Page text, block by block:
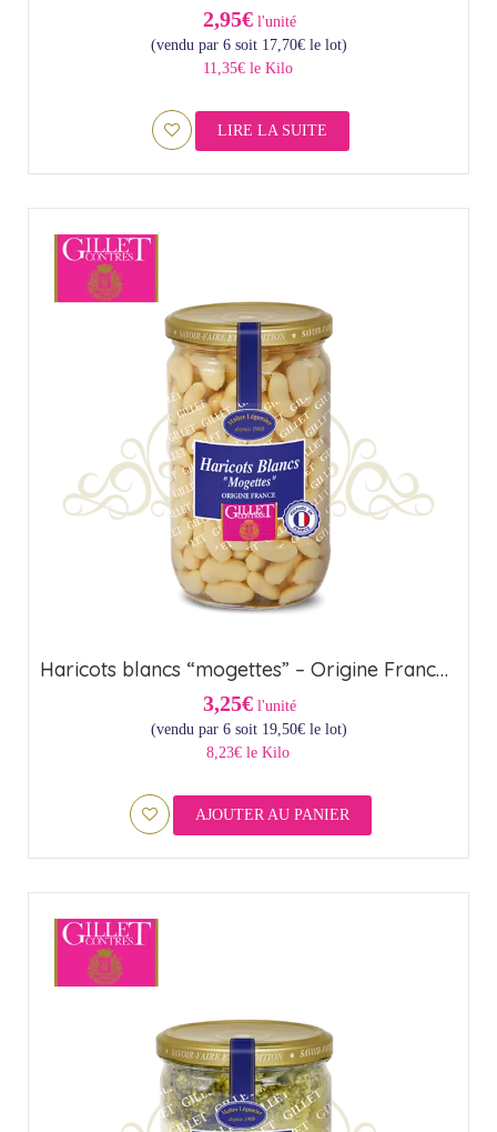
2,95€ l'unité
(vendu par 6 soit 17,70€le lot)
11,35€ le Kilo
LIRE LA SUITE
Haricots blancs “mogettes” – Origine France (72cl)
3,25€ l'unité
(vendu par 6 soit 19,50€le lot)
8,23€ le Kilo
AJOUTER AU PANIER